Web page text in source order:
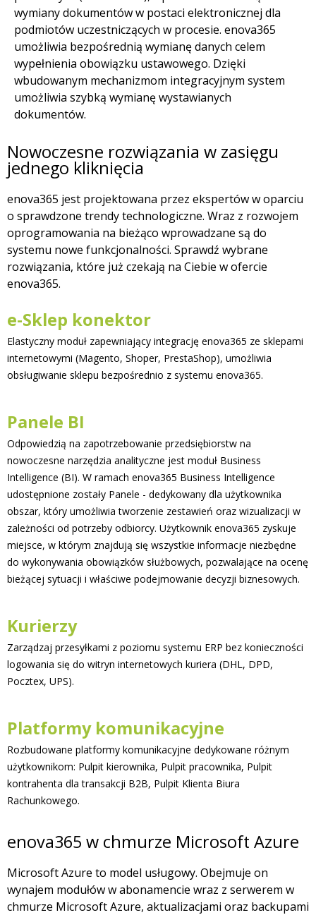
wymiany dokumentów w postaci elektronicznej dla
podmiotów uczestniczących w procesie. enova365
umożliwia bezpośrednią wymianę danych celem
wypełnienia obowiązku ustawowego. Dzięki
wbudowanym mechanizmom integracyjnym system
umożliwia szybką wymianę wystawianych
dokumentów.
Nowoczesne rozwiązania w zasięgu
jednego kliknięcia
enova365 jest projektowana przez ekspertów w oparciu
o sprawdzone trendy technologiczne. Wraz z rozwojem
oprogramowania na bieżąco wprowadzane są do
systemu nowe funkcjonalności. Sprawdź wybrane
rozwiązania, które już czekają na Ciebie w ofercie
enova365.
e-Sklep konektor
Elastyczny moduł zapewniający integrację enova365 ze sklepami
internetowymi (Magento, Shoper, PrestaShop), umożliwia
obsługiwanie sklepu bezpośrednio z systemu enova365.
Panele BI
Odpowiedzią na zapotrzebowanie przedsiębiorstw na
nowoczesne narzędzia analityczne jest moduł Business
Intelligence (BI). W ramach enova365 Business Intelligence
udostępnione zostały Panele - dedykowany dla użytkownika
obszar, który umożliwia tworzenie zestawień oraz wizualizacji w
zależności od potrzeby odbiorcy. Użytkownik enova365 zyskuje
miejsce, w którym znajdują się wszystkie informacje niezbędne
do wykonywania obowiązków służbowych, pozwalające na ocenę
bieżącej sytuacji i właściwe podejmowanie decyzji biznesowych.
Kurierzy
Zarządzaj przesyłkami z poziomu systemu ERP bez konieczności
logowania się do witryn internetowych kuriera (DHL, DPD,
Pocztex, UPS).
Platformy komunikacyjne
Rozbudowane platformy komunikacyjne dedykowane różnym
użytkownikom: Pulpit kierownika, Pulpit pracownika, Pulpit
kontrahenta dla transakcji B2B, Pulpit Klienta Biura
Rachunkowego.
enova365 w chmurze Microsoft Azure
Microsoft Azure to model usługowy. Obejmuje on
wynajem modułów w abonamencie wraz z serwerem w
chmurze Microsoft Azure, aktualizacjami oraz backupami